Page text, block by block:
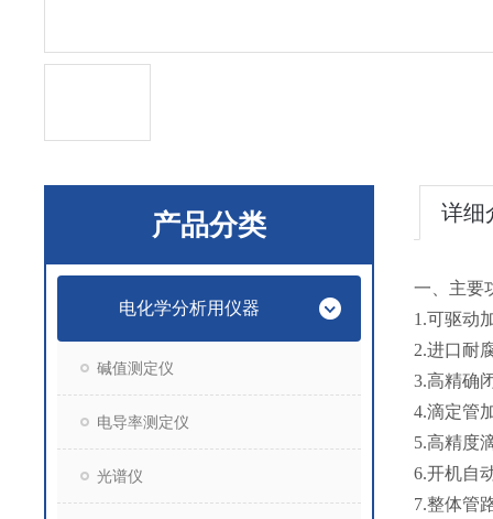
产品分类
电化学分析用仪器
碱值测定仪
电导率测定仪
光谱仪
详细
一、主要
1.可驱动
2.进口耐
3.高精确
4.滴定管
5.高精度
6.开机自
7.整体管